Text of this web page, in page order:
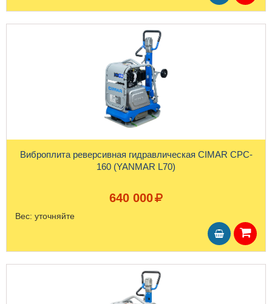
Виброплита реверсивная гидравлическая CIMAR CPC-
160 (YANMAR L70)
640 000
Вес: уточняйте